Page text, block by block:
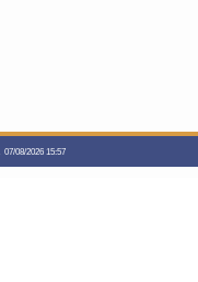
07/08/2026 15:57